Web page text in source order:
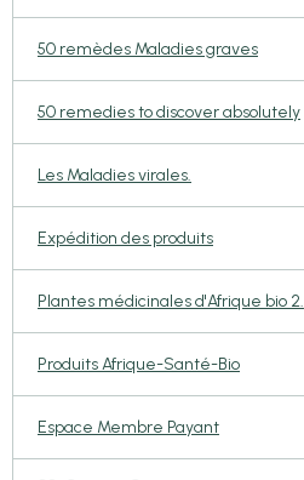
50 remèdes Maladies graves
50 remedies to discover absolutely
Les Maladies virales.
Expédition des produits
Plantes médicinales d'Afrique bio 2.
Produits Afrique-Santé-Bio
Espace Membre Payant